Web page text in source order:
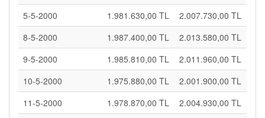
5-5-2000
1.981.630,00 TL
2.007.730,00 TL
8-5-2000
1.987.400,00 TL
2.013.580,00 TL
9-5-2000
1.985.810,00 TL
2.011.960,00 TL
10-5-2000
1.975.880,00 TL
2.001.900,00 TL
11-5-2000
1.978.870,00 TL
2.004.930,00 TL